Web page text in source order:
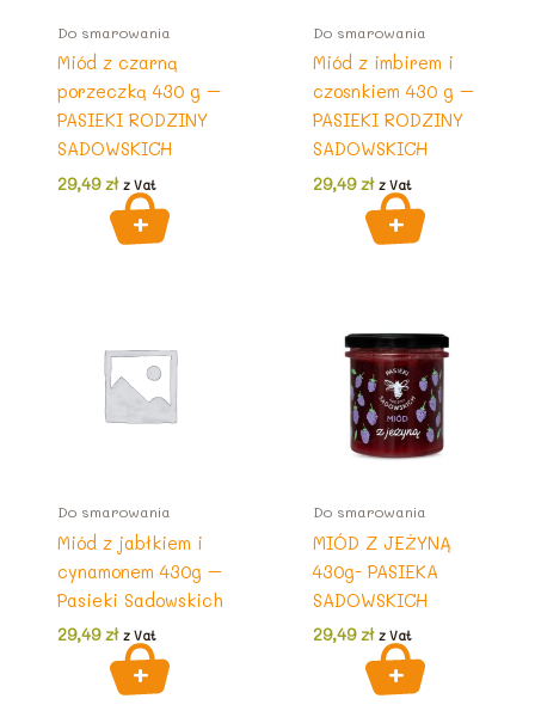
Do smarowania
Miód z czarną
porzeczką 430 g –
PASIEKI RODZINY
SADOWSKICH
29,49zł z Vat
Do smarowania
Miód z imbirem i
czosnkiem 430 g –
PASIEKI RODZINY
SADOWSKICH
29,49zł z Vat
Do smarowania
Miód z jabłkiem i
cynamonem 430g –
Pasieki Sadowskich
29,49zł z Vat
Do smarowania
MIÓD Z JEŻYNĄ
430g- PASIEKA
SADOWSKICH
29,49zł z Vat